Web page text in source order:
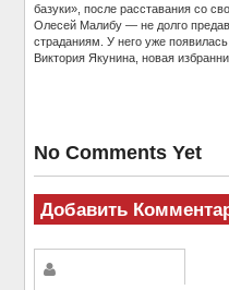
базуки», после расставания со
Олесей Малибу — не долго
страданиям. У него уже появилась
Виктория Якунина, новая
No Comments Yet
Добавить